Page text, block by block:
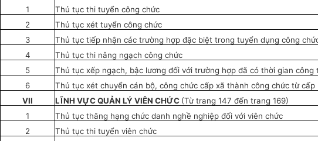
1
Thủ tục thi tuyển công chức
2
Thủ tục xét tuyển công chức
3
Thủ tục tiếp nhận các trường hợp đặc biệt trong tuyển dụng công
4
Thủ tục thi nâng ngạch công chức
5
Thủ tục xếp ngạch, bậc lương đối với trường hợp đã có thời gian
6
Thủ tục xét chuyển cán bộ, công chức cấp xã thành công chức từ cấp
VII
LĨNH VỰC QUẢN LÝ VIÊN CHỨC (Từ trang 147 đến trang 169)
1
Thủ tục thăng hạng chức danh nghề nghiệp đối với viên chức
2
Thủ tục thi tuyển viên chức